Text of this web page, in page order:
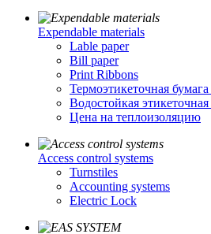
Expendable materials
Lable paper
Bill paper
Print Ribbons
Термоэтикеточная
Водостойкая
Цена на теплоизоляцию
Access control systems
Turnstiles
Accounting systems
Electric Lock